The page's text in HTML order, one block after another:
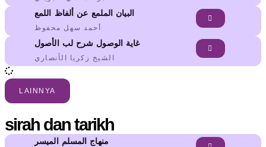
البيان الملمع عن ألفاظ اللمع
أحمد سهل محفوظ
غاية الوصول شرح لب الأصول
الشيخ زكريا الأنصاري
LAINNYA
sirah dan tarikh
منهاج المسلم الميسر